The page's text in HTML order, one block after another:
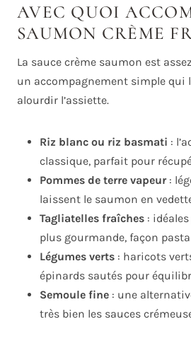
AVEC QUOI
SAUMON CRÈME
La sauce crème saumon est
un accompagnement simple qui
alourdir l’assiette.
Riz blanc ou riz basmati :
classique, parfait pour
Pommes de terre vapeur:
laissent le saumon en
Tagliatelles fraîches :
plus gourmande, façon
Légumes verts : haricots
épinards sautés pour
Semoule fine : une
très bien les sauces